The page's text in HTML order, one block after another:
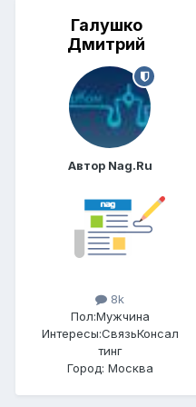
Галушко
Дмитрий
Автор Nag.Ru
8k
Пол:Мужчина
Интересы:СвязьКонсал
тинг
Город: Москва